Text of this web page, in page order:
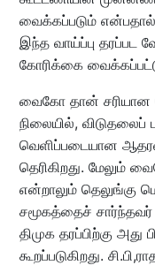
வைக்கப்படும் என்பதால்
இந்த வாய்ப்பு தரப்பட
கோரிக்கை
வைகோ தான் சரியான
நிலையில், விடுதலைப்
வெளிப்படையான
தெரிகிறது. மேலும்
என்றாலும் தெலுங்கு
சமூகத்தைச் சார்ந்தவர்
திமுக தரப்பிற்கு
கூறப்படுகிறது.